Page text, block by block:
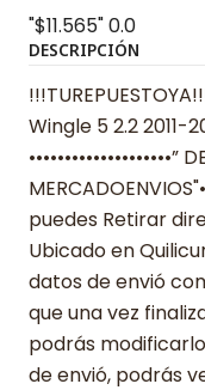
"$11.565"0.0
DESCRIPCIÓN
Wingle 5 2.2 2011-
puedes Retirar
Ubicado en
datos de envió
que una vez
podrás
de envió, podrás